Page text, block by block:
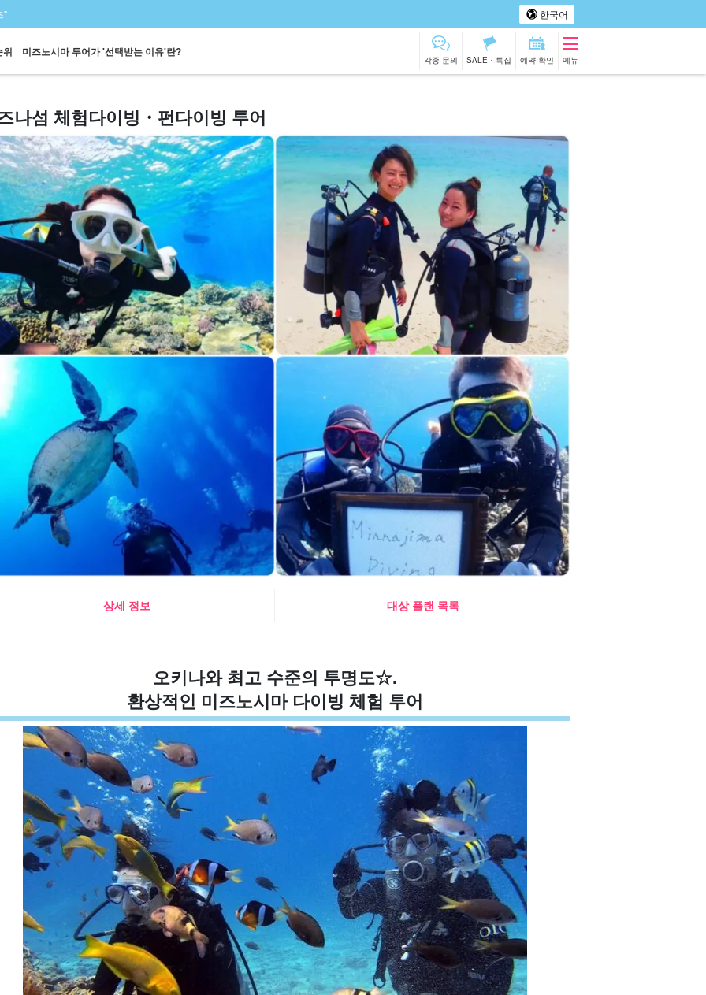
" 한국어
위 미즈노시마 투어가 '선택받는 이유'란?
각종 문의 SALE・특집 예약 확인 메뉴
페리
복 승선권 포함
스노클링
투어
패러세일링
투어
해수욕
투어
사진 무료
투어
나섬 체험다이빙・펀다이빙 투어
상세 정보 대상 플랜 목록
오키나와 최고 수준의 투명도☆.
환상적인 미즈노시마 다이빙 체험 투어